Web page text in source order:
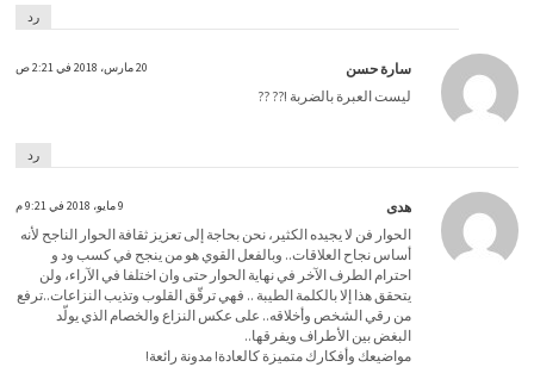
رد
سارة حسن 20 مارس، 2018 في 2:21 ص
ليست العبرة بالضربة !?? ??
رد
هدى 9 مايو، 2018 في 9:21 م
الحوار فن لا يجيده الكثير، نحن بحاجة إلى تعزيز ثقافة الحوار الناجح لأنه
أساس نجاح العلاقات.. وبالفعل القوي هو من ينجح في كسب ود و
احترام الطرف الآخر في نهاية الحوار حتى وان اختلفا في الآراء، ولن
يتحقق هذا إلا بالكلمة الطيبة .. فهي ترقّق القلوب وتذيب النزاعات..ترفع
من رقي الشخص وأخلاقه.. على عكس النزاع والخصام الذي يولّد
البغض بين الأطراف ويفرقها..
مواضيعك وأفكارك متميزة كالعادة! مدونة رائعة!